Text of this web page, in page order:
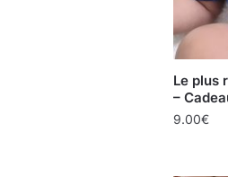
Le plus
–
9.00€